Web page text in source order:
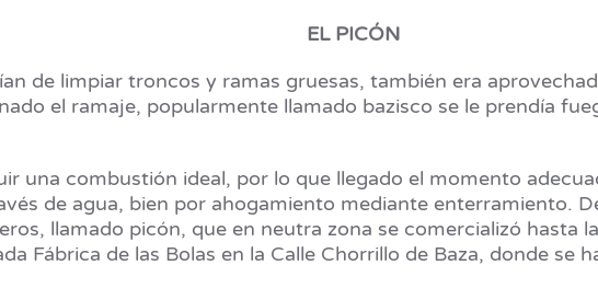
EL PICÓN
de limpiar troncos y ramas gruesas, también era
el ramaje, popularmente llamado bazisco se le prendía
una combustión ideal, por lo que llegado el momento
de agua, bien por ahogamiento mediante enterramiento.
llamado picón, que en neutra zona se comercializó hasta
Fábrica de las Bolas en la Calle Chorrillo de Baza, donde se